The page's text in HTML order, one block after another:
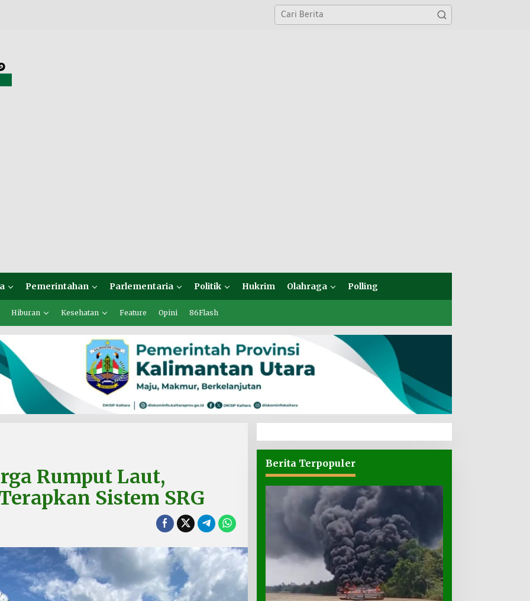
Pemerintahan Parlementaria Politik Hukrim Olahraga Polling
Hiburan Kesehatan Feature Opini 86Flash
Rumput Laut,
Sistem SRG
Berita Terpopuler